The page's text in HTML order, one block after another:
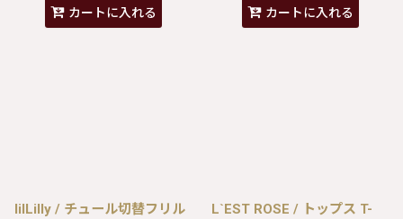
カートに入れる カートに入れる
lilLilly / チュール切替フリル
L`EST ROSE / トップス T-